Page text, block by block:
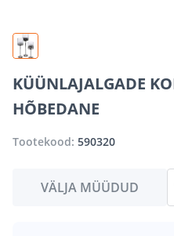
KÜÜNLAJALGADE
HÕBEDANE
Tootekood: 590320
VÄLJA MÜÜDUD